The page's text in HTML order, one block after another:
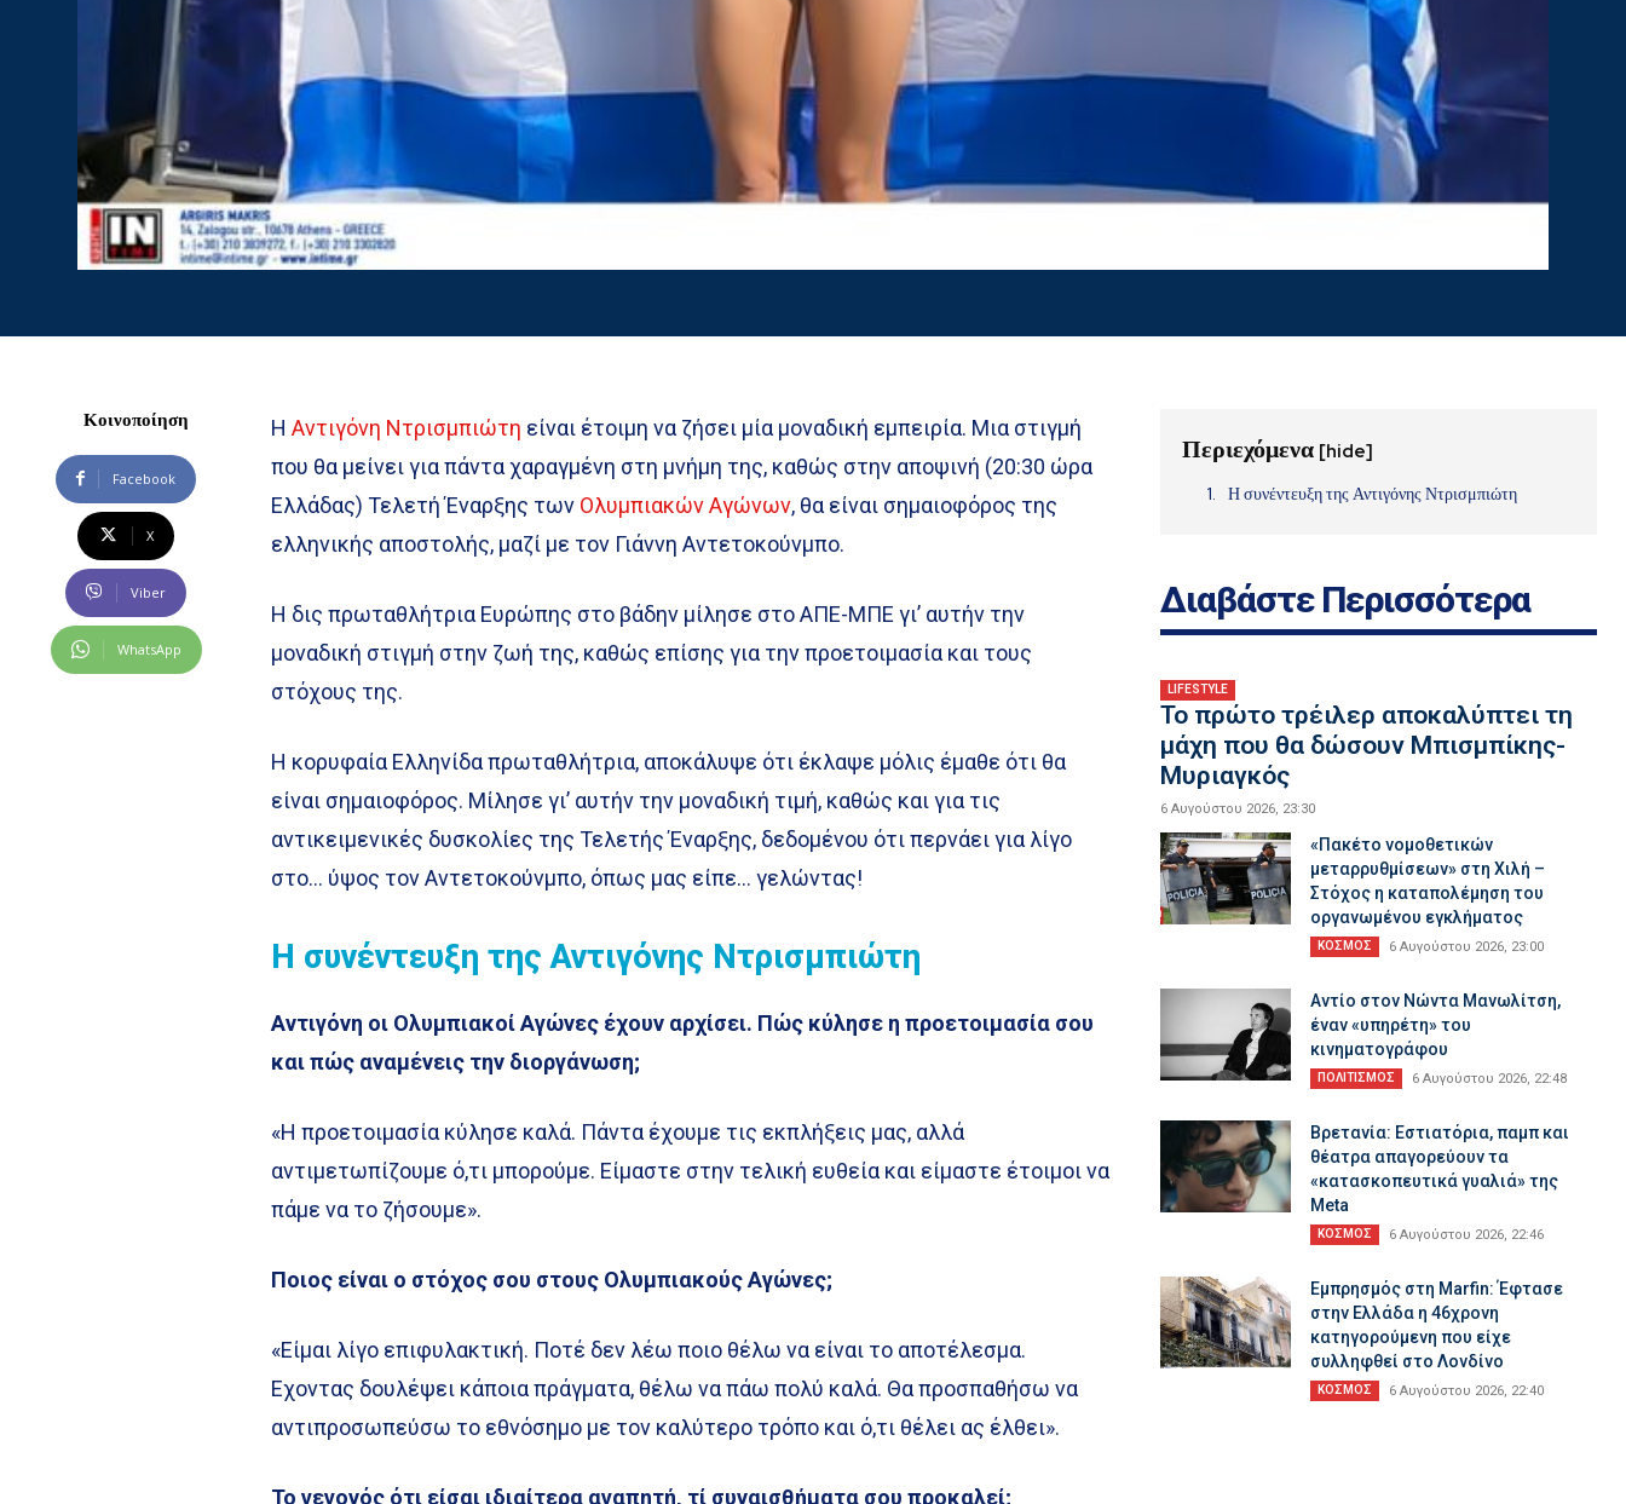
Κοινοποίηση
Facebook
X
Viber
WhatsApp
ΗΑντιγόνη Ντρισμπιώτη είναι έτοιμη να ζήσει μία μοναδική εμπειρία. Μια στιγμή
που θα μείνει για πάντα χαραγμένη στη μνήμη της, καθώς στην αποψινή (20:30 ώρα
Ελλάδας) Τελετή Έναρξης των Ολυμπιακών Αγώνων, θα είναι σημαιοφόρος της
ελληνικής αποστολής, μαζί με τον Γιάννη Αντετοκούνμπο.
Η δις πρωταθλήτρια Ευρώπης στο βάδην μίλησε στο ΑΠΕ-ΜΠΕ γι’ αυτήν την
μοναδική στιγμή στην ζωή της, καθώς επίσης για την προετοιμασία και τους
στόχους της.
Η κορυφαία Ελληνίδα πρωταθλήτρια, αποκάλυψε ότι έκλαψε μόλις έμαθε ότι θα
είναι σημαιοφόρος. Μίλησε γι’ αυτήν την μοναδική τιμή, καθώς και για τις
αντικειμενικές δυσκολίες της Τελετής Έναρξης, δεδομένου ότι περνάει για λίγο
στο… ύψος τον Αντετοκούνμπο, όπως μας είπε… γελώντας!
Η συνέντευξη της Αντιγόνης Ντρισμπιώτη
Αντιγόνη οι Ολυμπιακοί Αγώνες έχουν αρχίσει. Πώς κύλησε η προετοιμασία σου
και πώς αναμένεις την διοργάνωση;
«Η προετοιμασία κύλησε καλά. Πάντα έχουμε τις εκπλήξεις μας, αλλά
αντιμετωπίζουμε ό,τι μπορούμε. Είμαστε στην τελική ευθεία και είμαστε έτοιμοι να
πάμε να το ζήσουμε».
Ποιος είναι ο στόχος σου στους Ολυμπιακούς Αγώνες;
«Είμαι λίγο επιφυλακτική. Ποτέ δεν λέω ποιο θέλω να είναι το αποτέλεσμα.
Εχοντας δουλέψει κάποια πράγματα, θέλω να πάω πολύ καλά. Θα προσπαθήσω να
αντιπροσωπεύσω το εθνόσημο με τον καλύτερο τρόπο και ό,τι θέλει ας έλθει».
Το γεγονός ότι είσαι ιδιαίτερα αγαπητή, τί συναισθήματα σου προκαλεί;
Περιεχόμενα [hide]
Η συνέντευξη της Αντιγόνης Ντρισμπιώτη
Διαβάστε Περισσότερα
LIFESTYLE
Το πρώτο τρέιλερ αποκαλύπτει τη
μάχη που θα δώσουν Μπισμπίκης-
Μυριαγκός
6 Αυγούστου 2026, 23:30
«Πακέτο νομοθετικών
μεταρρυθμίσεων» στη Χιλή –
Στόχος η καταπολέμηση του
οργανωμένου εγκλήματος
ΚΟΣΜΟΣ 6 Αυγούστου 2026, 23:00
Αντίο στον Νώντα Μανωλίτση,
έναν «υπηρέτη» του
κινηματογράφου
ΠΟΛΙΤΙΣΜΟΣ 6 Αυγούστου 2026, 22:48
Βρετανία: Εστιατόρια, παμπ και
θέατρα απαγορεύουν τα
«κατασκοπευτικά γυαλιά» της
Meta
ΚΟΣΜΟΣ 6 Αυγούστου 2026, 22:46
Εμπρησμός στη Marfin: Έφτασε
στην Ελλάδα η 46χρονη
κατηγορούμενη που είχε
συλληφθεί στο Λονδίνο
ΚΟΣΜΟΣ 6 Αυγούστου 2026, 22:40